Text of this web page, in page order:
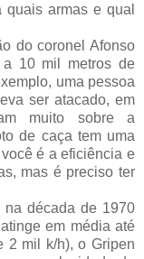
quais armas e qual
do coronel Afonso
10 mil metros de
uma pessoa
ser atacado, em
muito sobre a
de caça tem uma
é a eficiência e
mas é preciso ter
na década de 1970
em média até
2 mil k/h), o Gripen